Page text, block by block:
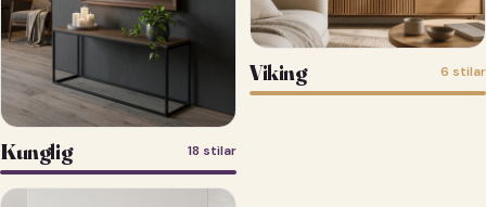
Kunglig 18 stilar
Viking 6 stilar